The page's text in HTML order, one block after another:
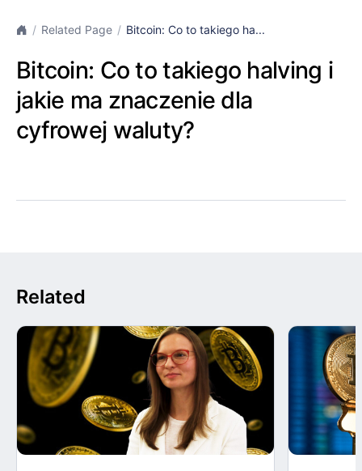
Related Page Bitcoin: Co to takiego ha...
Bitcoin: Co to takiego halving i
jakie ma znaczenie dla
cyfrowej waluty?
Related